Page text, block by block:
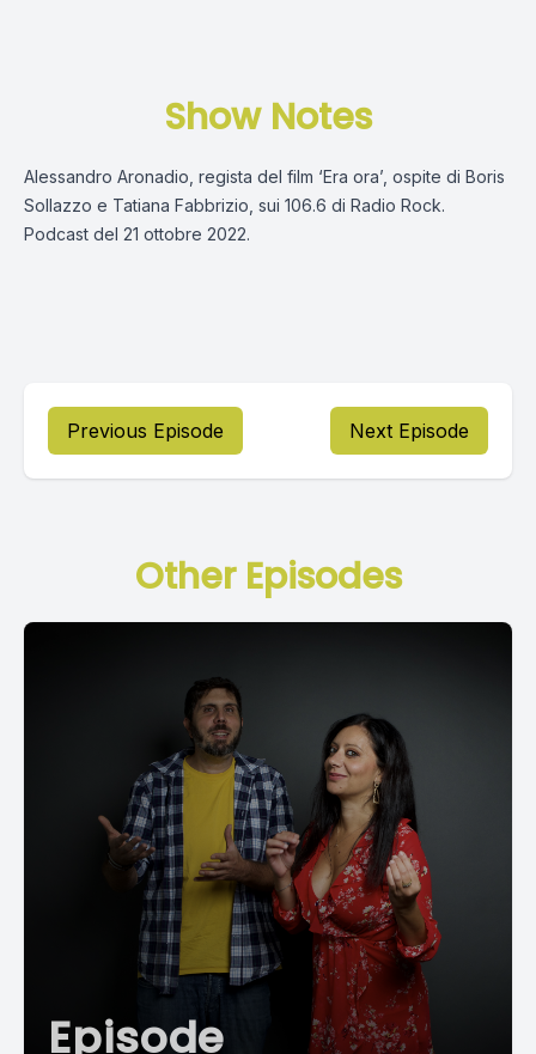
Show Notes
Alessandro Aronadio, regista del film ‘Era ora’, ospite di Boris
Sollazzo e Tatiana Fabbrizio, sui 106.6 di Radio Rock.
Podcast del 21 ottobre 2022.
Previous Episode Next Episode
Other Episodes
Episode